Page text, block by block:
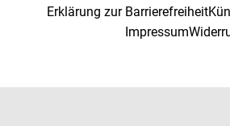
Erklärung zur Barrierefreiheit
Impressum